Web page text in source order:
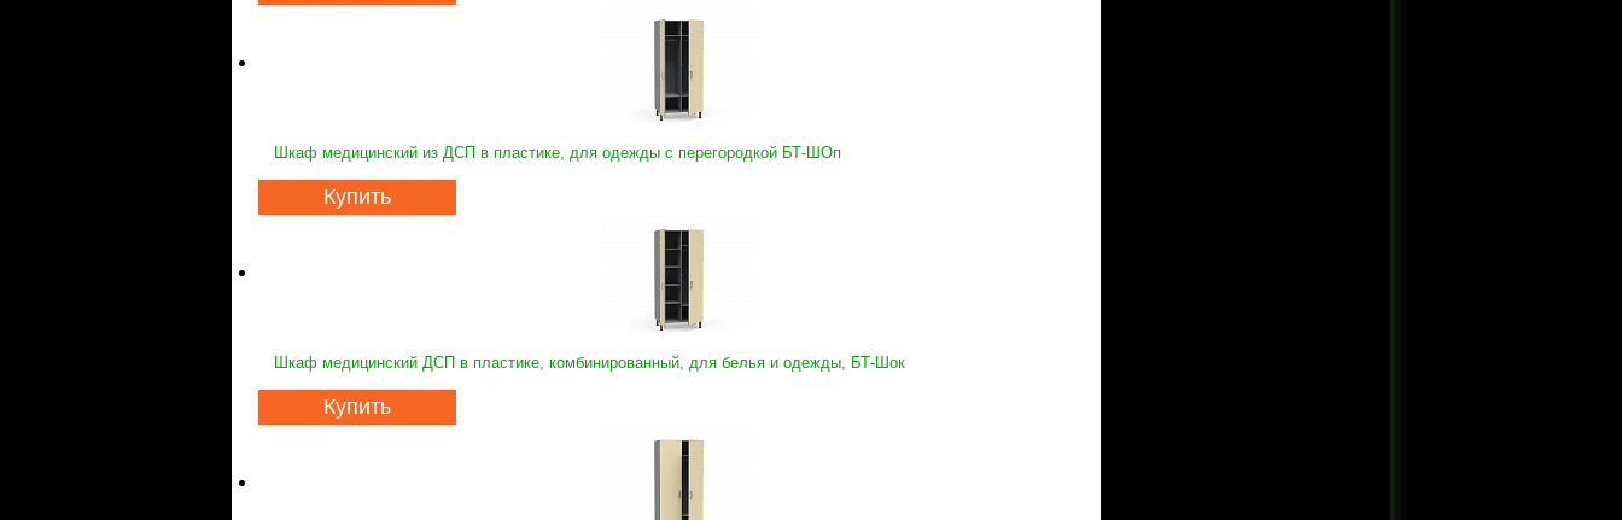
Шкаф медицинский из ДСП в пластике, для одежды с перегородкой БТ-ШОп
Купить
Шкаф медицинский ДСП в пластике, комбинированный, для белья и одежды, БТ-Шок
Купить